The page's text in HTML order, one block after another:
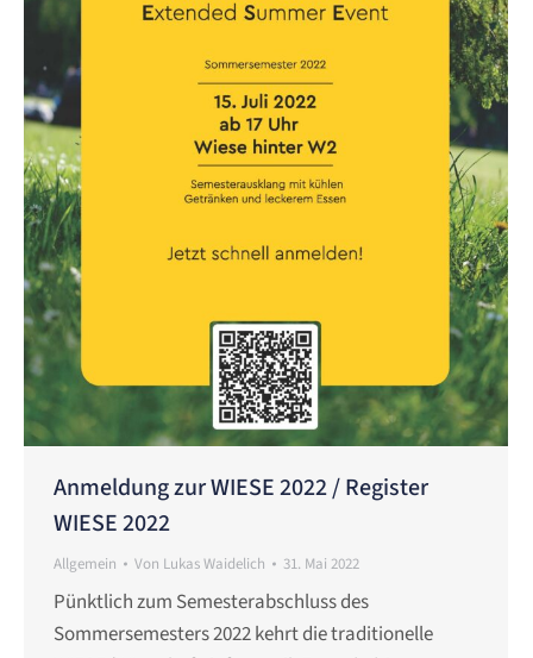
Anmeldung zur WIESE 2022 / Register
WIESE 2022
Allgemein Von Lukas Waidelich 31. Mai 2022
Pünktlich zum Semesterabschluss des
Sommersemesters 2022 kehrt die traditionelle